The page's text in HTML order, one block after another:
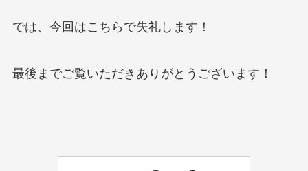
では、今回はこちらで失礼します！
最後までご覧いただきありがとうございます！